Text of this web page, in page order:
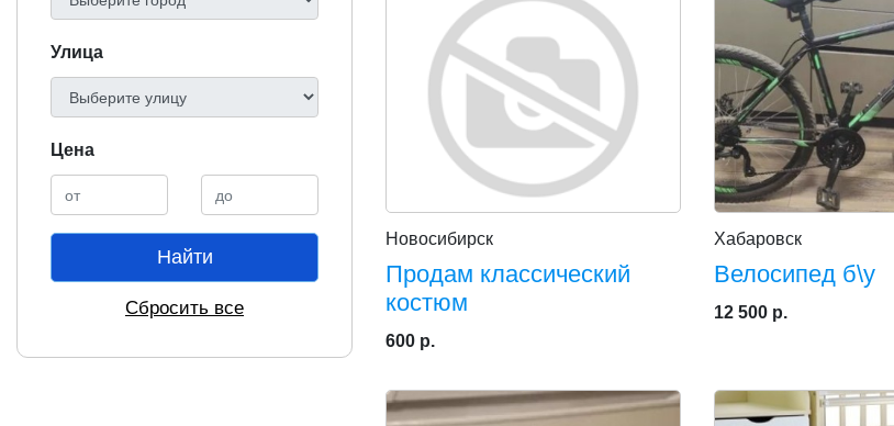
Улица
Цена
Найти
Сбросить все
Новосибирск
Продам классический
костюм
600 р.
Хабаровск
Велосипед б\у
12 500 р.